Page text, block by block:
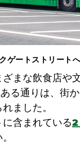
ゲートストリート
ざまな飲食店や
る通りは、街
ました。
含まれている2